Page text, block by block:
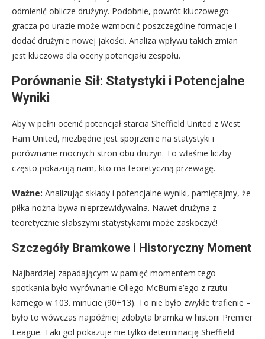
odmienić oblicze drużyny. Podobnie, powrót kluczowego
gracza po urazie może wzmocnić poszczególne formacje i
dodać drużynie nowej jakości. Analiza wpływu takich zmian
jest kluczowa dla oceny potencjału zespołu.
Porównanie Sił: Statystyki i Potencjalne
Wyniki
Aby w pełni ocenić potencjał starcia Sheffield United z West
Ham United, niezbędne jest spojrzenie na statystyki i
porównanie mocnych stron obu drużyn. To właśnie liczby
często pokazują nam, kto ma teoretyczną przewagę.
Ważne: Analizując składy i potencjalne wyniki, pamiętajmy, że
piłka nożna bywa nieprzewidywalna. Nawet drużyna z
teoretycznie słabszymi statystykami może zaskoczyć!
Szczegóły Bramkowe i Historyczny Moment
Najbardziej zapadającym w pamięć momentem tego
spotkania było wyrównanie Oliego McBurnie’ego z rzutu
karnego w 103. minucie (90+13). To nie było zwykłe trafienie –
było to wówczas najpóźniej zdobyta bramka w historii Premier
League. Taki gol pokazuje nie tylko determinację Sheffield